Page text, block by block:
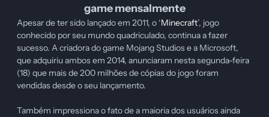
game mensalmente
Apesar de ter sido lançado em 2011, o ‘Minecraft’, jogo
conhecido por seu mundo quadriculado, continua a fazer
sucesso. A criadora do game Mojang Studios e a Microsoft,
que adquiriu ambos em 2014, anunciaram nesta segunda-feira
(18) que mais de 200 milhões de cópias do jogo foram
vendidas desde o seu lançamento.
Também impressiona o fato de a maioria dos usuários ainda